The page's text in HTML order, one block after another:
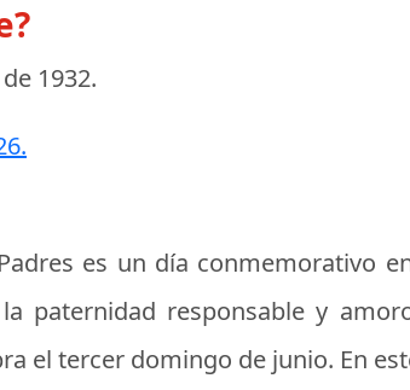
1932.
es un día conmemorativo
paternidad responsable y
el tercer domingo de junio. En